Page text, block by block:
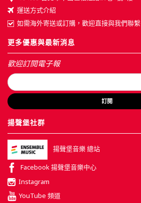
運送方式介紹
如需海外寄送或訂購，歡迎直接與我們聯繫
更多優惠與最新消息
歡迎訂閱電子報
訂閱
揚聲堡社群
揚聲堡音樂 總站
Facebook 揚聲堡音樂中心
Instagram
YouTube 頻道